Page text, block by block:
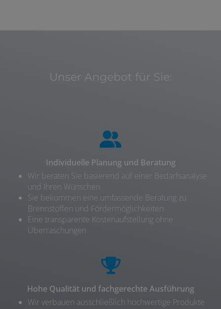
Unser Angebot für Sie:
Individuelle Planung und Beratung
Wir beraten Sie basierend auf einer Bedarfsanalyse
und Ihren Wünschen
Sie bekommen eine umfassende Beratung zu
Brennstoffen und Fördermöglichkeiten
Eine transparente Kostenaufstellung ohne
Überraschungen
Hohe Qualität und fachgerechte Ausführung
Wir verbauen ausschließlich hochwertige Produkte